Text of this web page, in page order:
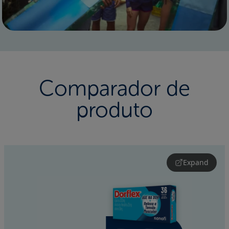
Comparador de
produto
Expand